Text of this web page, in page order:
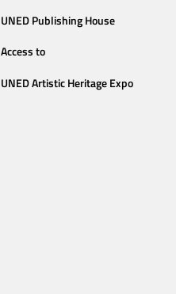
UNED Publishing House
Access to
UNED Artistic Heritage Expo